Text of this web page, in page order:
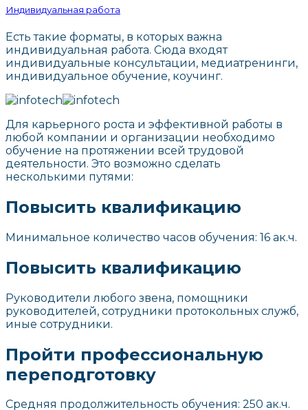
Индивидуальная работа
Есть такие форматы, в которых важна
индивидуальная работа. Сюда входят
индивидуальные консультации, медиатренинги,
индивидуальное обучение, коучинг.
Для карьерного роста и эффективной работы в
любой компании и организации необходимо
обучение на протяжении всей трудовой
деятельности. Это возможно сделать
несколькими путями:
Повысить квалификацию
Минимальное количество часов обучения: 16 ак.ч.
Повысить квалификацию
Руководители любого звена, помощники
руководителей, сотрудники протокольных служб,
иные сотрудники.
Пройти профессиональную
переподготовку
Средняя продолжительность обучения: 250 ак.ч.